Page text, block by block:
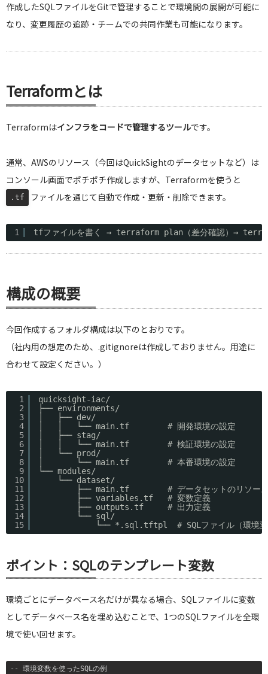
作成したSQLファイルをGitで管理することで環境間の展開が可能に
なり、変更履歴の追跡・チームでの共同作業も可能になります。
Terraformとは
Terraformはインフラをコードで管理するツールです。
通常、AWSのリソース（今回はQuickSightのデータセットなど）は
コンソール画面でポチポチ作成しますが、Terraformを使うと
.tf ファイルを通じて自動で作成・更新・削除できます。
1 tfファイルを書く → terraform plan（差分確認）→
構成の概要
今回作成するフォルダ構成は以下のとおりです。
（社内用の想定のため、.gitignoreは作成しておりません。用途に
合わせて設定ください。）
1
2
3
4
5
6
7
8
9
10
11
12
13
14
15
quicksight-iac/
├── environments/
│   ├── dev/
│   │   └── main.tf        # 開発環境の設定
│   ├── stag/
│   │   └── main.tf        # 検証環境の設定
│   └── prod/
│       └── main.tf        # 本番環境の設定
└── modules/
└── dataset/
├── main.tf        # データセットのリソー
├── variables.tf   # 変数定義
├── outputs.tf     # 出力定義
└── sql/
└── *.sql.tftpl  # SQLファイル（環境変
ポイント：SQLのテンプレート変数
環境ごとにデータベース名だけが異なる場合、SQLファイルに変数
としてデータベース名を埋め込むことで、1つのSQLファイルを全環
境で使い回せます。
-- 環境変数を使ったSQLの例